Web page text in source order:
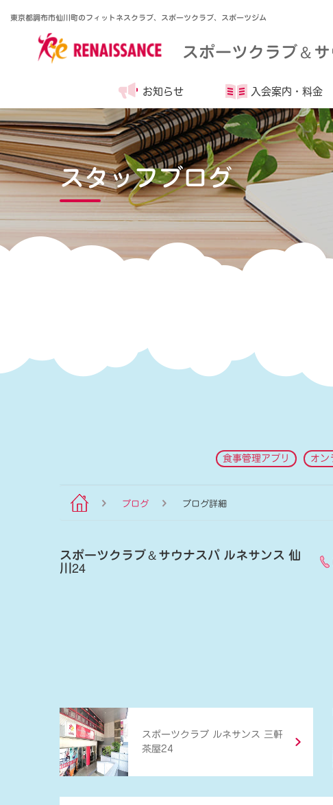
東京都調布市仙川町のフィットネスクラブ、スポーツクラブ、スポーツジム
スポーツクラブ＆
お知らせ 入会案内・ 料金
スタッフブログ
食事管理アプリ オン
ブログ ブログ詳細
スポーツクラブ＆サウナスパ ルネサンス 仙
川24
スポーツクラブ ルネサンス 三軒
茶屋24